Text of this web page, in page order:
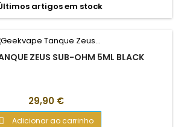
artigos em stock
ZEUS SUB-OHM 5ML BLACK
Preço
29,90 €
 Adicionar ao carrinho